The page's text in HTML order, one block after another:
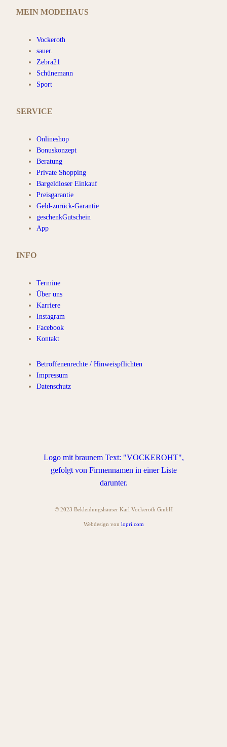
MEIN MODEHAUS
Vockeroth
sauer.
Zebra21
Schünemann
Sport
SERVICE
Onlineshop
Bonuskonzept
Beratung
Private Shopping
Bargeldloser Einkauf
Preisgarantie
Geld-zurück-Garantie
geschenkGutschein
App
INFO
Termine
Über uns
Karriere
Instagram
Facebook
Kontakt
Betroffenenrechte / Hinweispflichten
Impressum
Datenschutz
© 2023 Bekleidungshäuser Karl Vockeroth GmbH
Webdesign von lopri.com